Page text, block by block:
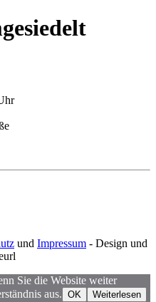
und Impressum - Design und
Sie die Website weiter
aus. OK Weiterlesen